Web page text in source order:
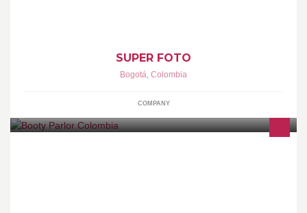
SUPER FOTO
Bogotá, Colombia
COMPANY